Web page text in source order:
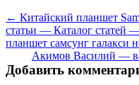
← Китайский планшет
статьи — Каталог статей
планшет самсунг галакси
Акимов Василий —
Добавить